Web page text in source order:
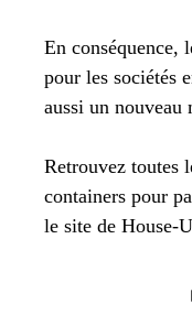
En conséquence,
pour les sociétés
aussi un nouveau
Retrouvez toutes
containers pour
le site de House-